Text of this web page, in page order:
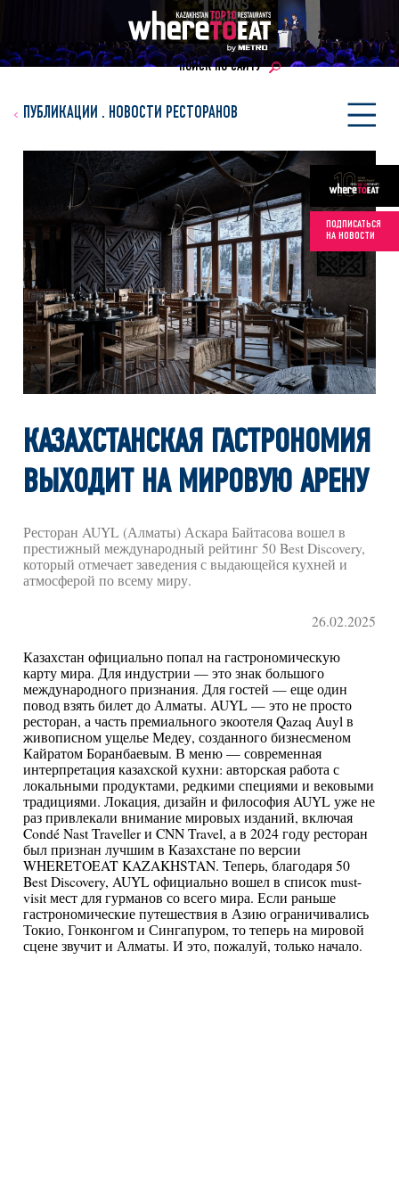
ПОИСК ПО САЙТУ
ПОДПИСАТЬСЯ
НА НОВОСТИ
ПУБЛИКАЦИИ . НОВОСТИ РЕСТОРАНОВ
КАЗАХСТАНСКАЯ ГАСТРОНОМИЯ
ВЫХОДИТ НА МИРОВУЮ АРЕНУ
Ресторан AUYL (Алматы) Аскара Байтасова вошел в
престижный международный рейтинг 50 Best Discovery,
который отмечает заведения с выдающейся кухней и
атмосферой по всему миру.
26.02.2025
Казахстан официально попал на гастрономическую
карту мира. Для индустрии — это знак большого
международного признания. Для гостей — еще один
повод взять билет до Алматы. AUYL — это не просто
ресторан, а часть премиального экоотеля Qazaq Auyl в
живописном ущелье Медеу, созданного бизнесменом
Кайратом Боранбаевым. В меню — современная
интерпретация казахской кухни: авторская работа с
локальными продуктами, редкими специями и вековыми
традициями. Локация, дизайн и философия AUYL уже не
раз привлекали внимание мировых изданий, включая
Condé Nast Traveller и CNN Travel, а в 2024 году ресторан
был признан лучшим в Казахстане по версии
WHERETOEAT KAZAKHSTAN. Теперь, благодаря 50
Best Discovery, AUYL официально вошел в список must-
visit мест для гурманов со всего мира. Если раньше
гастрономические путешествия в Азию ограничивались
Токио, Гонконгом и Сингапуром, то теперь на мировой
сцене звучит и Алматы. И это, пожалуй, только начало.